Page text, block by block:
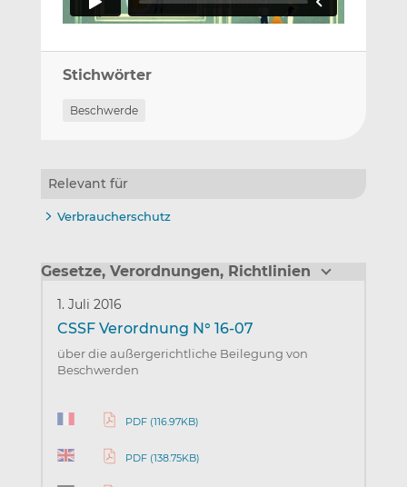
Stichwörter
Beschwerde
Relevant für
Verbraucherschutz
Gesetze, Verordnungen, Richtlinien
1. Juli 2016
CSSF Verordnung N° 16-07
über die außergerichtliche Beilegung von
Beschwerden
PDF (116.97KB)
PDF (138.75KB)